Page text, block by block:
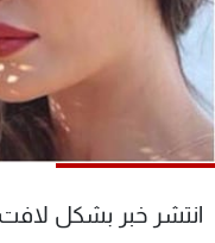
انتشر خبر بشكل لافت
البرامج
جدول البرامج
شاهد البرامج
الترددات
عن MTV
الإنـتـاج